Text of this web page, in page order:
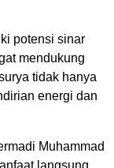
potensi sinar
mendukung
tidak hanya
energi dan
Muhammad